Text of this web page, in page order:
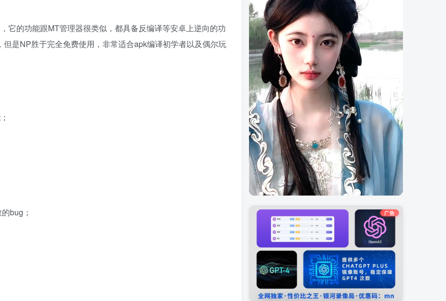
它的功能跟MT管理器很类似，都具备反编译等安卓上逆向的功
是NP胜于完全免费使用，非常适合apk编译初学者以及偶尔玩
bug； 广告